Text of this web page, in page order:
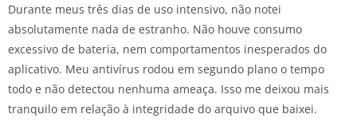
Durante meus três dias de uso intensivo, não notei
absolutamente nada de estranho. Não houve consumo
excessivo de bateria, nem comportamentos inesperados do
aplicativo. Meu antivírus rodou em segundo plano o tempo
todo e não detectou nenhuma ameaça. Isso me deixou mais
tranquilo em relação à integridade do arquivo que baixei.